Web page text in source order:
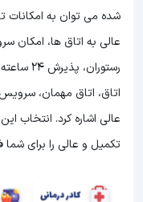
شده می توان به
اتاق، اتاق مهمان،
عالی اشاره کرد. انتخاب
تکمیل و عالی را برای شما